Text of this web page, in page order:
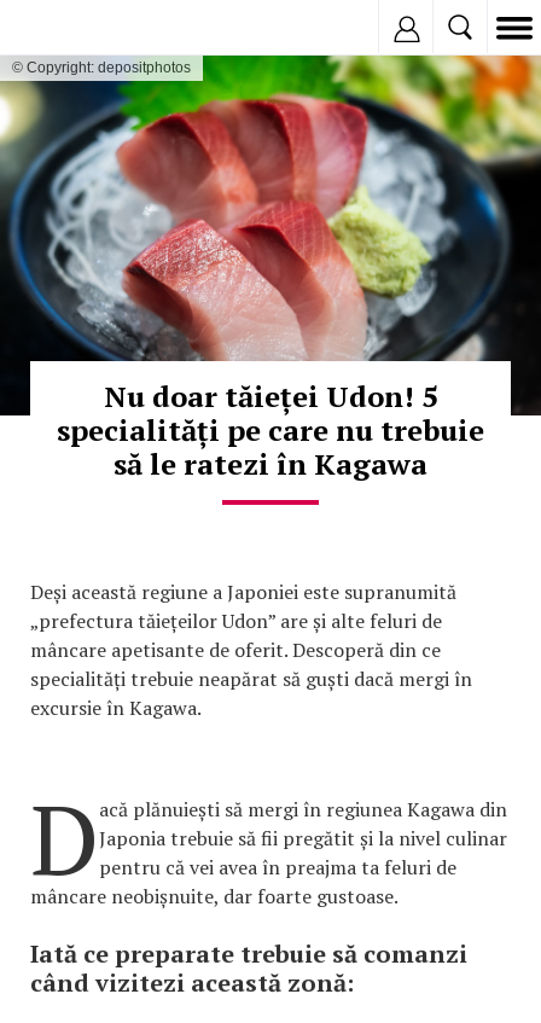
© Copyright: depositphotos
Nu doar tăieței Udon! 5
specialități pe care nu trebuie
să le ratezi în Kagawa
Deși această regiune a Japoniei este supranumită
„prefectura tăiețeilor Udon” are și alte feluri de
mâncare apetisante de oferit. Descoperă din ce
specialități trebuie neapărat să guști dacă mergi în
excursie în Kagawa.
D acă plănuiești să mergi în regiunea Kagawa din
Japonia trebuie să fii pregătit și la nivel culinar
pentru că vei avea în preajma ta feluri de
mâncare neobișnuite, dar foarte gustoase.
Iată ce preparate trebuie să comanzi
când vizitezi această zonă: